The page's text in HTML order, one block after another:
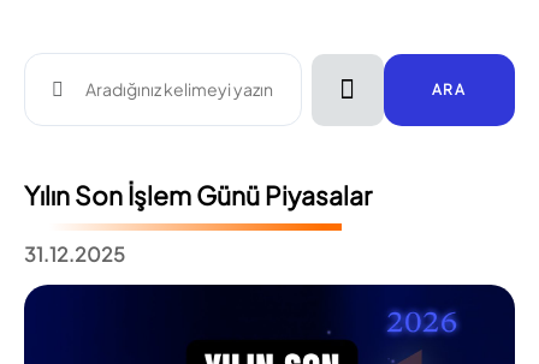
ARA
Yılın Son İşlem Günü Piyasalar
31.12.2025